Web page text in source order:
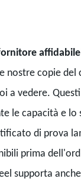
nostre copie
a vedere.
le capacità e lo
di prova
prima
supporta